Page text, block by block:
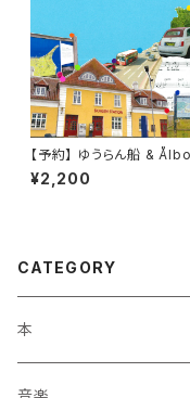
【予約】 ゆうらん船 &
The other day,(7inch)
¥2,200
CATEGORY
本
エッセイ・日記